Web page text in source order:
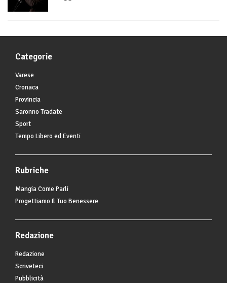
Categorie
Varese
Cronaca
Provincia
Saronno Tradate
Sport
Tempo Libero ed Eventi
Rubriche
Mangia Come Parli
Progettiamo Il Tuo Benessere
Redazione
Redazione
Scriveteci
Pubblicità